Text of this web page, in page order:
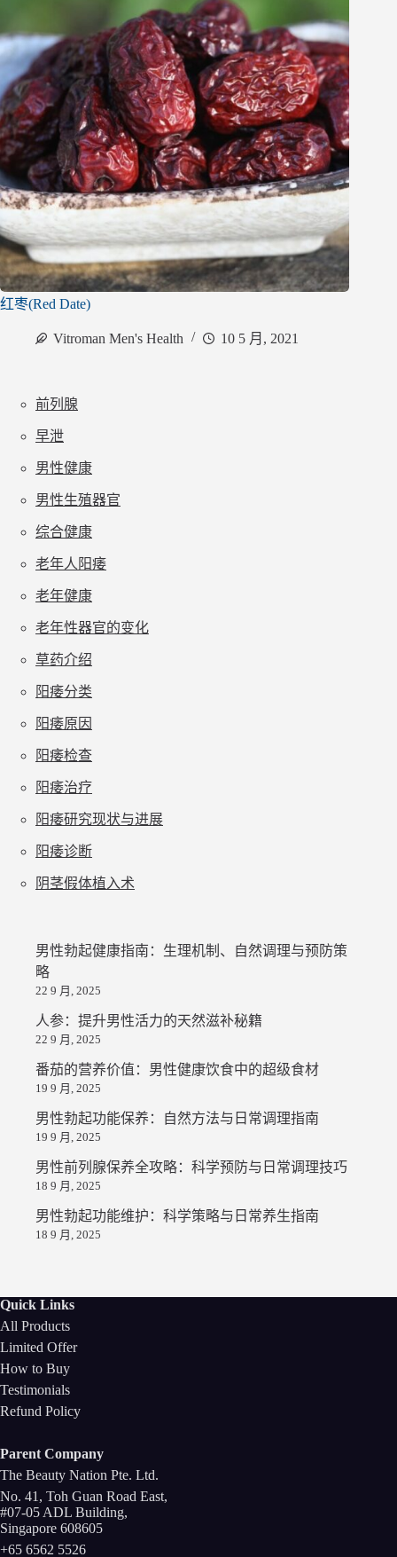
红枣(Red Date)
Vitroman Men's Health 10 5 月, 2021
前列腺
早泄
男性健康
男性生殖器官
综合健康
老年人阳痿
老年健康
老年性器官的变化
草药介绍
阳痿分类
阳痿原因
阳痿检查
阳痿治疗
阳痿研究现状与进展
阳痿诊断
阴茎假体植入术
男性勃起健康指南：生理机制、自然调理与预防策
略
22 9 月, 2025
人参：提升男性活力的天然滋补秘籍
22 9 月, 2025
番茄的营养价值：男性健康饮食中的超级食材
19 9 月, 2025
男性勃起功能保养：自然方法与日常调理指南
19 9 月, 2025
男性前列腺保养全攻略：科学预防与日常调理技巧
18 9 月, 2025
男性勃起功能维护：科学策略与日常养生指南
18 9 月, 2025
Quick Links
All Products
Limited Offer
How to Buy
Testimonials
Refund Policy
Parent Company
The Beauty Nation Pte. Ltd.
No. 41, Toh Guan Road East,
#07-05 ADL Building,
Singapore 608605
+65 6562 5526